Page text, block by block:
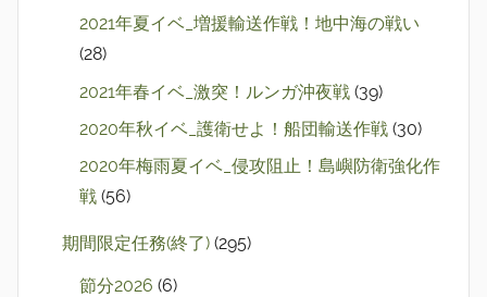
2021年夏イベ_増援輸送作戦！地中海の戦い
(28)
2021年春イベ_激突！ルンガ沖夜戦 (39)
2020年秋イベ_護衛せよ！船団輸送作戦 (30)
2020年梅雨夏イベ_侵攻阻止！島嶼防衛強化作
戦 (56)
期間限定任務(終了) (295)
節分2026 (6)